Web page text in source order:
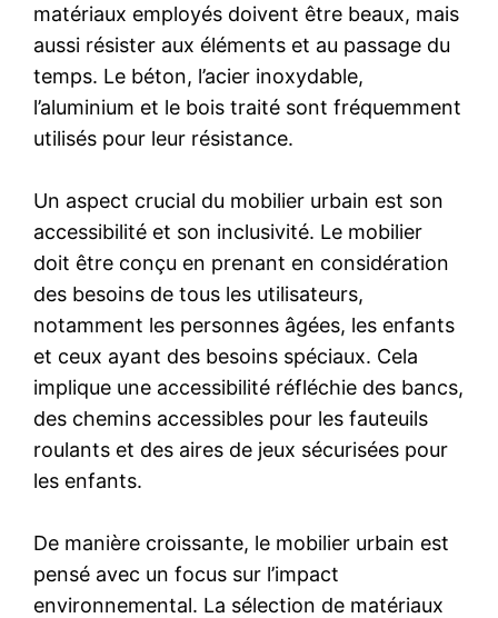
matériaux employés doivent être beaux, mais
aussi résister aux éléments et au passage du
temps. Le béton, l’acier inoxydable,
l’aluminium et le bois traité sont fréquemment
utilisés pour leur résistance.
Un aspect crucial du mobilier urbain est son
accessibilité et son inclusivité. Le mobilier
doit être conçu en prenant en considération
des besoins de tous les utilisateurs,
notamment les personnes âgées, les enfants
et ceux ayant des besoins spéciaux. Cela
implique une accessibilité réfléchie des bancs,
des chemins accessibles pour les fauteuils
roulants et des aires de jeux sécurisées pour
les enfants.
De manière croissante, le mobilier urbain est
pensé avec un focus sur l’impact
environnemental. La sélection de matériaux